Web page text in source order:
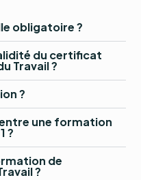
obligatoire ?
du certificat
Travail ?
?
une formation
?
de
?